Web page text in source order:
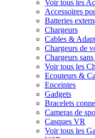
Voir tous les
Accessoires
Batteries
Chargeurs
Cables &
Chargeurs de
Chargeurs
Voir tous les
Ecouteurs &
Enceintes
Gadgets
Bracelets
Cameras de
Casques VR
Voir tous les